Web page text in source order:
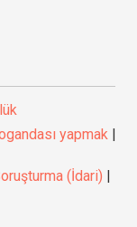
yapmak
(İdari)